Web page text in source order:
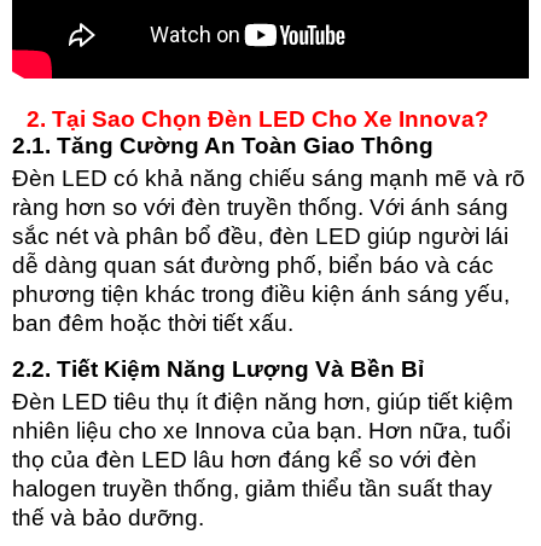
2. Tại Sao Chọn Đèn LED Cho Xe Innova?
2.1. Tăng Cường An Toàn Giao Thông
Đèn LED có khả năng chiếu sáng mạnh mẽ và rõ
ràng hơn so với đèn truyền thống. Với ánh sáng
sắc nét và phân bổ đều, đèn LED giúp người lái
dễ dàng quan sát đường phố, biển báo và các
phương tiện khác trong điều kiện ánh sáng yếu,
ban đêm hoặc thời tiết xấu.
2.2. Tiết Kiệm Năng Lượng Và Bền Bỉ
Đèn LED tiêu thụ ít điện năng hơn, giúp tiết kiệm
nhiên liệu cho xe Innova của bạn. Hơn nữa, tuổi
thọ của đèn LED lâu hơn đáng kể so với đèn
halogen truyền thống, giảm thiểu tần suất thay
thế và bảo dưỡng.